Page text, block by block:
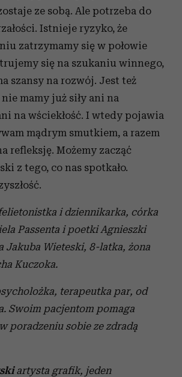
ze sobą. Ale potrzeba do
Istnieje ryzyko, że
zatrzymamy się w połowie
się na szukaniu winnego,
szansy na rozwój. Jest też
mamy już siły ani na
na wściekłość. I wtedy pojawia
mądrym smutkiem, a razem
refleksję. Możemy zacząć
z tego, co nas spotkało.
i dziennikarka, córka
Passenta i poetki Agnieszki
Jakuba Wieteski, 8-latka, żona
Kuczoka.
terapeutka par, od
Swoim pacjentom pomaga
poradzeniu sobie ze zdradą
artysta grafik, jeden